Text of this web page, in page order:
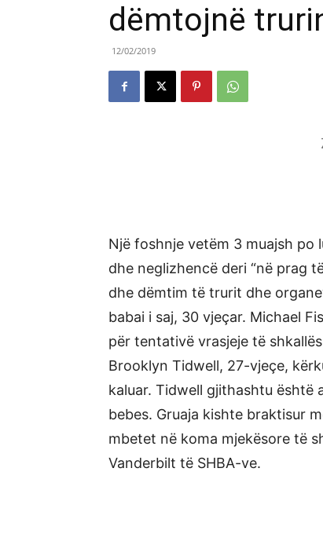
dëmtojnë
12/02/2019
Një foshnje vetëm 3 muajsh po
dhe neglizhencë deri “në prag
dhe dëmtim të trurit dhe
babai i saj, 30 vjeçar. Michael
për tentativë vrasjeje të
Brooklyn Tidwell, 27-vjeçe,
kaluar. Tidwell gjithashtu është
bebes. Gruaja kishte braktisur
mbetet në koma mjekësore të
Vanderbilt të SHBA-ve.